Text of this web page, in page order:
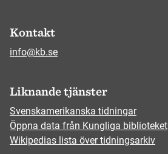
Kontakt
info@kb.se
Liknande tjänster
Svenskamerikanska tidningar
Öppna data från Kungliga biblioteket
Wikipedias lista över tidningsarkiv